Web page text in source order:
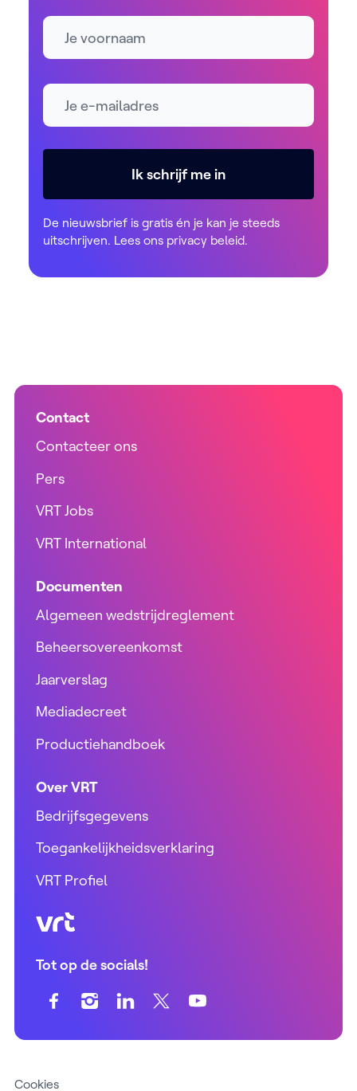
Naam
E-mailadres *
Ik schrijf me in
De nieuwsbrief is gratis én je kan je steeds
uitschrijven. Lees ons privacy beleid.
Contact
Contacteer ons
Pers
VRT Jobs
VRT International
Documenten
Algemeen wedstrijdreglement
Beheersovereenkomst
Jaarverslag
Mediadecreet
Productiehandboek
Over VRT
Bedrijfsgegevens
Toegankelijkheidsverklaring
VRT Profiel
VRT (home)
Tot op de socials!
Cookies